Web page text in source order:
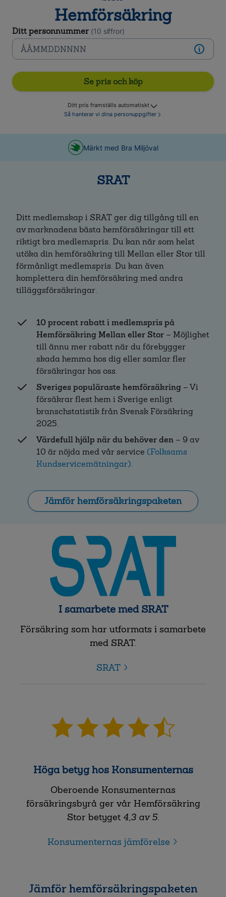
Hemförsäkring
Ditt personnummer (10 siffror)
Se pris och köp
Ditt pris framställs automatiskt
Så hanterar vi dina personuppgifter
Märkt med Bra Miljöval
SRAT
Ditt medlemskap i SRAT ger dig tillgång till en
av marknadens bästa hemförsäkringar till ett
riktigt bra medlemspris. Du kan när som helst
utöka din hemförsäkring till Mellan eller Stor till
förmånligt medlemspris. Du kan även
komplettera din hemförsäkring med andra
tilläggsförsäkringar.
10 procent rabatt i medlemspris på
Hemförsäkring Mellan eller Stor – Möjlighet
till ännu mer rabatt när du förebygger
skada hemma hos dig eller samlar fler
försäkringar hos oss.
Sveriges populäraste hemförsäkring – Vi
försäkrar flest hem i Sverige enligt
branschstatistik från Svensk Försäkring
2025.
Värdefull hjälp när du behöver den – 9 av
10 är nöjda med vår service (Folksams
Kundservicemätningar).
Jämför hemförsäkringspaketen
I samarbete med SRAT
Försäkring som har utformats i samarbete
med SRAT.
SRAT
Höga betyg hos Konsumenternas
Oberoende Konsumenternas
försäkringsbyrå ger vår Hemförsäkring
Stor betyget 4,3 av 5.
Konsumenternas jämförelse
Jämför hemförsäkringspaketen